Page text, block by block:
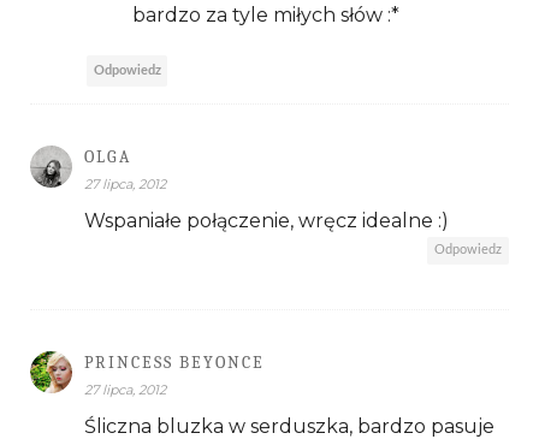
bardzo za tyle miłych słów :*
Odpowiedz
OLGA
27 lipca, 2012
Wspaniałe połączenie, wręcz idealne :)
Odpowiedz
PRINCESS BEYONCE
27 lipca, 2012
Śliczna bluzka w serduszka, bardzo pasuje